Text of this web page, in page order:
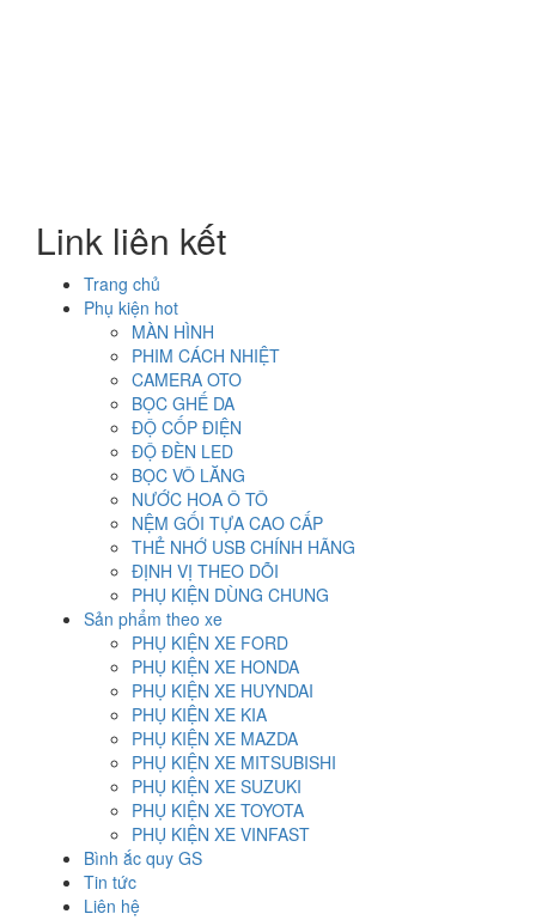
Link liên kết
Trang chủ
Phụ kiện hot
MÀN HÌNH
PHIM CÁCH NHIỆT
CAMERA OTO
BỌC GHẾ DA
ĐỘ CỐP ĐIỆN
ĐỘ ĐÈN LED
BỌC VÔ LĂNG
NƯỚC HOA Ô TÔ
NỆM GỐI TỰA CAO CẤP
THẺ NHỚ USB CHÍNH HÃNG
ĐỊNH VỊ THEO DÕI
PHỤ KIỆN DÙNG CHUNG
Sản phẩm theo xe
PHỤ KIỆN XE FORD
PHỤ KIỆN XE HONDA
PHỤ KIỆN XE HUYNDAI
PHỤ KIỆN XE KIA
PHỤ KIỆN XE MAZDA
PHỤ KIỆN XE MITSUBISHI
PHỤ KIỆN XE SUZUKI
PHỤ KIỆN XE TOYOTA
PHỤ KIỆN XE VINFAST
Bình ắc quy GS
Tin tức
Liên hệ